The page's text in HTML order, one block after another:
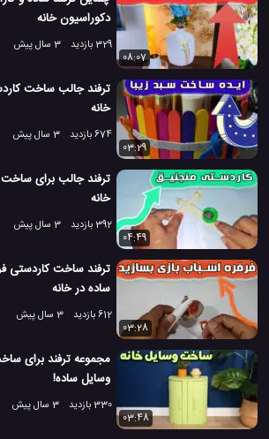
دکوراسیون خانه
329 بازدید
3 سال پیش
08:07
ترفند جالب ساخت
خانه
674 بازدید
3 سال پیش
03:29
ترفند جالب برای
خانه
392 بازدید
3 سال پیش
04:49
ترفند ساخت کاردستی
ساده در خانه
612 بازدید
3 سال پیش
03:28
مجموعه ترفند برای
وسایل ساده!
330 بازدید
3 سال پیش
03:48